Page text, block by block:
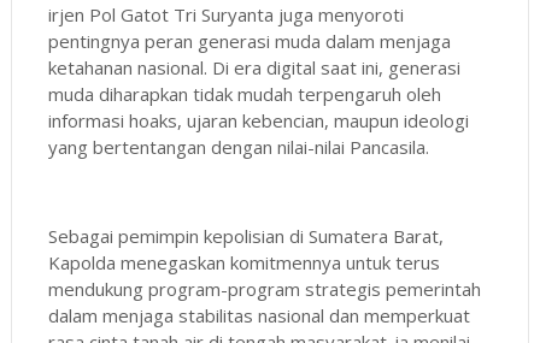
irjen Pol Gatot Tri Suryanta juga menyoroti
pentingnya peran generasi muda dalam menjaga
ketahanan nasional. Di era digital saat ini, generasi
muda diharapkan tidak mudah terpengaruh oleh
informasi hoaks, ujaran kebencian, maupun ideologi
yang bertentangan dengan nilai-nilai Pancasila.
Sebagai pemimpin kepolisian di Sumatera Barat,
Kapolda menegaskan komitmennya untuk terus
mendukung program-program strategis pemerintah
dalam menjaga stabilitas nasional dan memperkuat